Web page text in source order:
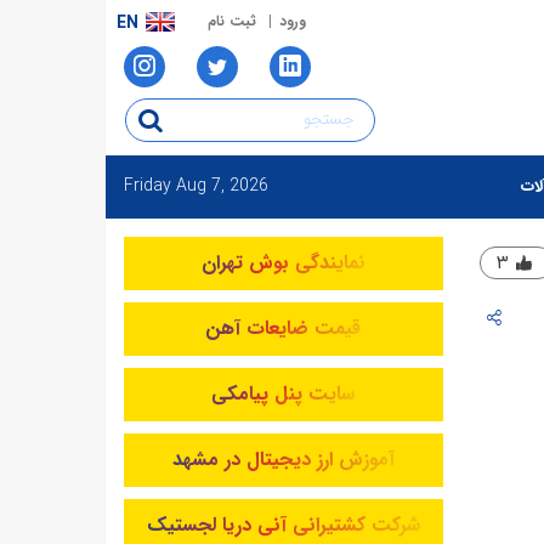
ورود ثبت نام EN
FridayAug 7, 2026
۳ نمایندگی بوش تهران
قیمت ضایعات آهن
سایت پنل پیامکی
آموزش ارز دیجیتال در مشهد
شرکت کشتیرانی آنی دریا لجستیک